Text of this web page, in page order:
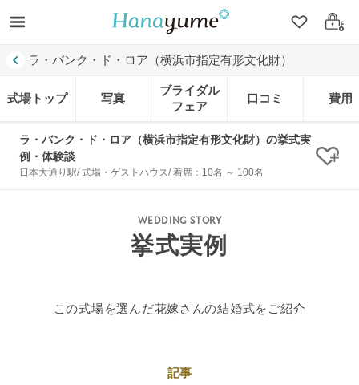
クリップ
ログ
ラ・バンク・ド・ロア（横浜市指定有形文化財）
式場トップ 写真
ブライダル
フェア
口コミ 費用
ラ・バンク・ド・ロア（横浜市指定有形文化財）の挙式実
例・体験談
日本大通り駅/ 式場・ゲストハウス/ 着席：10名 ～ 100名 ク
WEDDING STORY
挙式実例
この式場を選んだ花嫁さんの結婚式をご紹介
記事